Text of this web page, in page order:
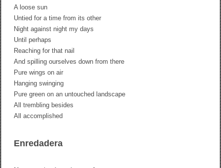
A loose sun
Untied for a time from its other
Night against night my days
Until perhaps
Reaching for that nail
And spilling ourselves down from there
Pure wings on air
Hanging swinging
Pure green on an untouched landscape
All trembling besides
All accomplished
Enredadera